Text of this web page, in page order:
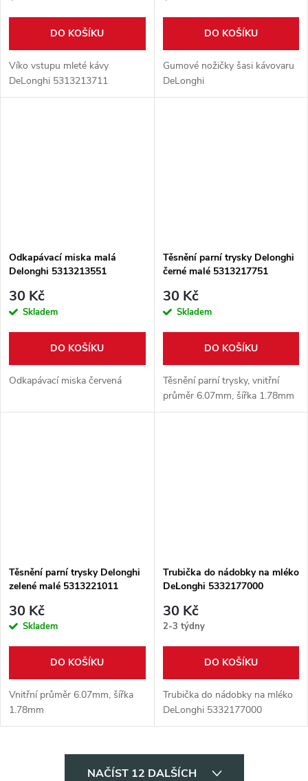
DO KOŠÍKU
Víko vstupu mleté kávy
DeLonghi 5313213711
DO KOŠÍKU
Gumové nožičky šasi kávovaru
DeLonghi
Odkapávací miska malá
Delonghi 5313213551
30 Kč
Skladem
DO KOŠÍKU
Odkapávací miska červená
Těsnění parní trysky Delonghi
černé malé 5313217751
30 Kč
Skladem
DO KOŠÍKU
Těsnění parní trysky, vnitřní
průměr 6.07mm, šířka 1.78mm
Těsnění parní trysky Delonghi
zelené malé 5313221011
30 Kč
Skladem
DO KOŠÍKU
Vnitřní průměr 6.07mm, šířka
1.78mm
Trubička do nádobky na mléko
DeLonghi 5332177000
30 Kč
2-3 týdny
DO KOŠÍKU
Trubička do nádobky na mléko
DeLonghi 5332177000
NAČÍST 12 DALŠÍCH